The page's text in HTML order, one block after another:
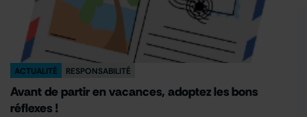
Thématiques
× QUALITÉ DE SERVICE ×
RESPONSABILITÉ× SOLIDARITÉ ×
Date
ACTUALITÉ RESPONSABILITÉ
Avant de partir en vacances, adoptez les bons
réflexes !